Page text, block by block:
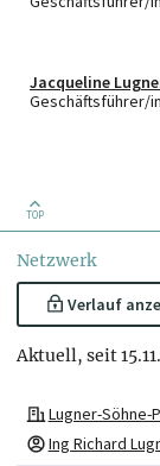
Jacqueline
Geschäftsführer/in
TOP
Netzwerk
Verlauf
Aktuell, seit
Lugner-Söhne-
Ing Richard